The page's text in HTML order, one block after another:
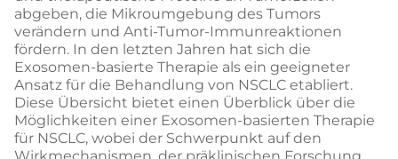
abgeben, die Mikroumgebung des Tumors
verändern und Anti-Tumor-Immunreaktionen
fördern. In den letzten Jahren hat sich die
Exosomen-basierte Therapie als ein geeigneter
Ansatz für die Behandlung von NSCLC etabliert.
Diese Übersicht bietet einen Überblick über die
Möglichkeiten einer Exosomen-basierten Therapie
für NSCLC, wobei der Schwerpunkt auf den